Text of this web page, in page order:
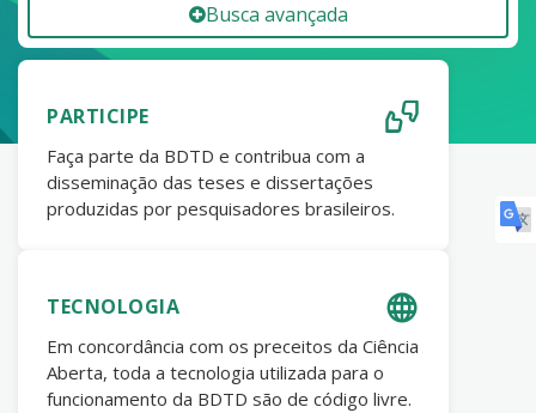
Busca avançada
PARTICIPE
Faça parte da BDTD e contribua com a
disseminação das teses e dissertações
produzidas por pesquisadores brasileiros.
TECNOLOGIA
Em concordância com os preceitos da Ciência
Aberta, toda a tecnologia utilizada para o
funcionamento da BDTD são de código livre.